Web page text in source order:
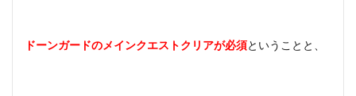
ドーンガードのメインクエストクリアが必須ということと、